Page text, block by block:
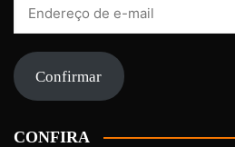
mail Confirmar
CONFIRA